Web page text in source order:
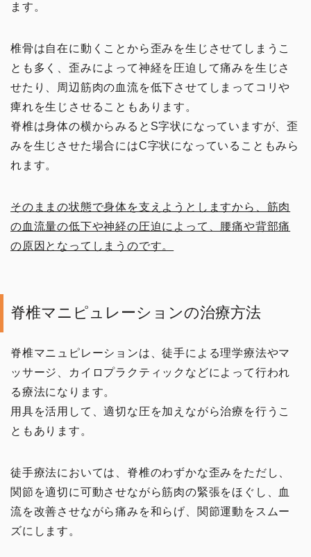
ます。
椎骨は自在に動くことから歪みを生じさせてしまうこ
とも多く、歪みによって神経を圧迫して痛みを生じさ
せたり、周辺筋肉の血流を低下させてしまってコリや
痺れを生じさせることもあります。
脊椎は身体の横からみるとS字状になっていますが、歪
みを生じさせた場合にはC字状になっていることもみら
れます。
そのままの状態で身体を支えようとしますから、筋肉
の血流量の低下や神経の圧迫によって、腰痛や背部痛
の原因となってしまうのです。
脊椎マニピュレーションの治療方法
脊椎マニュピレーションは、徒手による理学療法やマ
ッサージ、カイロプラクティックなどによって行われ
る療法になります。
用具を活用して、適切な圧を加えながら治療を行うこ
ともあります。
徒手療法においては、脊椎のわずかな歪みをただし、
関節を適切に可動させながら筋肉の緊張をほぐし、血
流を改善させながら痛みを和らげ、関節運動をスムー
ズにします。